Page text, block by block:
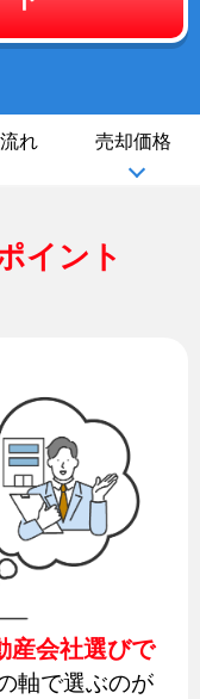
れ 売却価格
イント
産会社選びで
軸で選ぶのが